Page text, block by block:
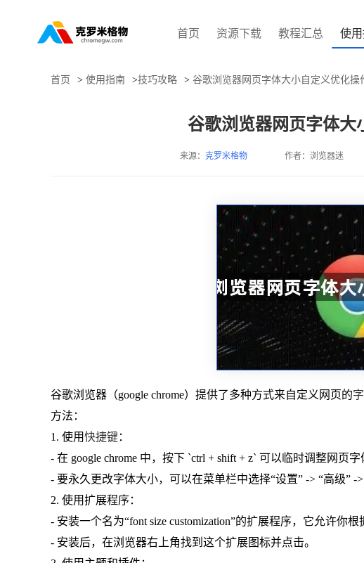
首页 资源下载 教程汇总 使
首页 > 使用指南 >技巧攻略 > 谷歌浏览器网页字体大小自定义优化操
谷歌浏览器网页字体大
来源： 克罗米格物 作者：浏览器迷
谷歌浏览器（google chrome）提供了多种方式来自定义网页的
方法：
1. 使用快捷键：
- 在 google chrome 中，按下 `ctrl + shift + z` 可以临时调整网页字
- 要永久更改字体大小，可以在菜单栏中选择“设置” -> “高级” -
2. 使用扩展程序：
- 安装一个名为“font size customization”的扩展程序，它允许你根
- 安装后，在浏览器右上角找到这个扩展图标并点击。